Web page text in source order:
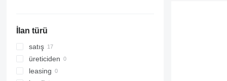
İlan türü
satış
üreticiden
leasing